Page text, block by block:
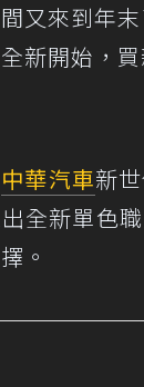
又來到年
新開始，
中華汽車新
全新單色
。